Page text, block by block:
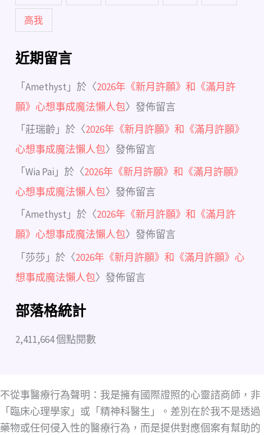
高我
近期留言
「Amethyst 」於〈2026年《新月許願》和《滿月許
願》心想事成魔法懶人包〉發佈留言
「莊瑞齡 」於〈2026年《新月許願》和《滿月許願》
心想事成魔法懶人包〉發佈留言
「Wia Pai 」於〈2026年《新月許願》和《滿月許願》
心想事成魔法懶人包〉發佈留言
「Amethyst 」於〈2026年《新月許願》和《滿月許
願》心想事成魔法懶人包〉發佈留言
「 莎莎 」於〈2026年《新月許願》和《滿月許願》心
想事成魔法懶人包〉發佈留言
部落格統計
2,411,664 個點閱數
不從事醫療行為聲明：我是擁有國際證照的心靈諮商師，非
「臨床心理學家」或「精神科醫生」。差別在於我不是透過
藥物或任何侵入性的醫療行為，而是提供對應個案有幫助的